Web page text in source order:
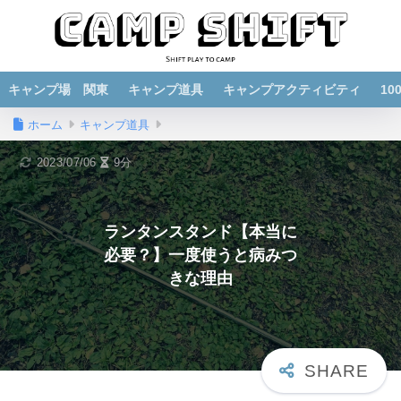
キャンプ場 関東 キャンプ道具 キャンプアクティビティ
ホーム キャンプ道具
ランタンスタンド【本当に
必要？】一度使うと病みつ
きな理由
2023/07/06 9分